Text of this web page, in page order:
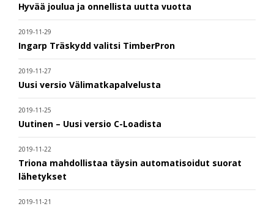
Hyvää joulua ja onnellista uutta vuotta
2019-11-29
Ingarp Träskydd valitsi TimberPron
2019-11-27
Uusi versio Välimatkapalvelusta
2019-11-25
Uutinen – Uusi versio C-Loadista
2019-11-22
Triona mahdollistaa täysin automatisoidut suorat
lähetykset
2019-11-21